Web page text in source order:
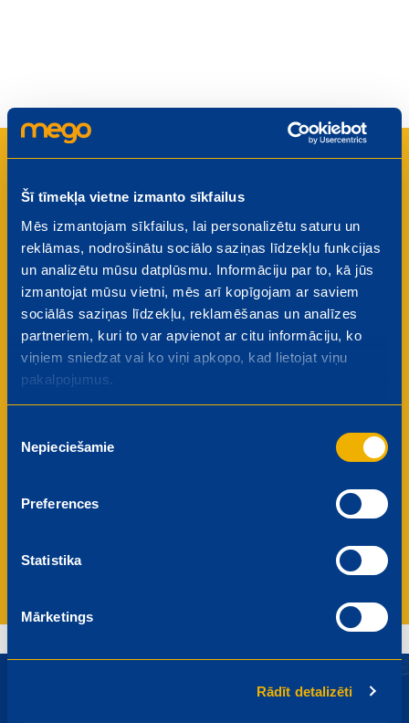
Šī tīmekļa vietne izmanto sīkfailus
Mēs izmantojam sīkfailus, lai personalizētu saturu un
reklāmas, nodrošinātu sociālo saziņas līdzekļu funkcijas
un analizētu mūsu datplūsmu. Informāciju par to, kā jūs
izmantojat mūsu vietni, mēs arī kopīgojam ar saviem
sociālās saziņas līdzekļu, reklamēšanas un analīzes
partneriem, kuri to var apvienot ar citu informāciju, ko
viņiem sniedzat vai ko viņi apkopo, kad lietojat viņu
pakalpojumus.
izvēle
Nepieciešamie
Preferences
Statistika
Mārketings
Rādīt detalizēti
Kāpēc darbinieki iesaka Mego
saviem draugiem?
Attīstības iespējas
Uzlabojiet savas profesionālās prasmes un
virzieties karjerā, izmantojot mūsu plašās
apmācību un attīstības programmas.
Konkurētspējīgs atalgojums
Mēs lepojamies ar godīgu un tirgus
Komandas gars un atbalsts
Esiet daļa no draudzīga kolektīva, kurā valda
vērtējam katru komandas biedru un kopīgi svinam